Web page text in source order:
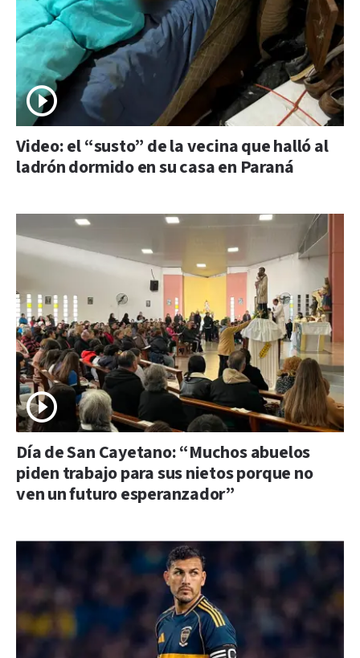
Video: el “susto” de la vecina que halló al
ladrón dormido en su casa en Paraná
Día de San Cayetano: “Muchos abuelos
piden trabajo para sus nietos porque no
ven un futuro esperanzador”